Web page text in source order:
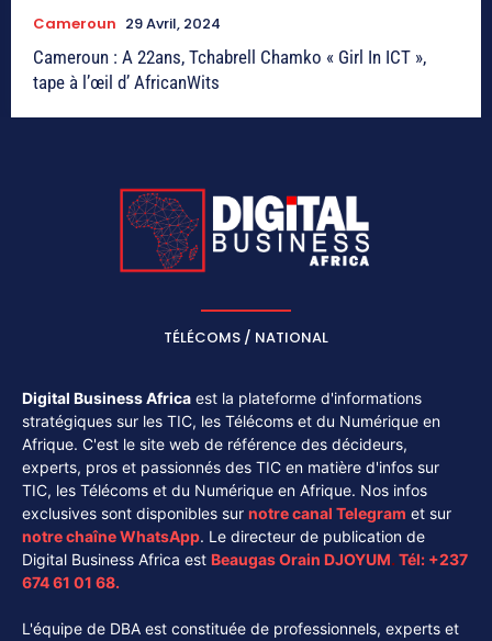
Cameroun 29 Avril, 2024
Cameroun : A 22ans, Tchabrell Chamko « Girl In ICT »,
tape à l’œil d’ AfricanWits
TÉLÉCOMS / NATIONAL
Digital Business Africa est la plateforme d'informations
stratégiques sur les TIC, les Télécoms et du Numérique en
Afrique. C'est le site web de référence des décideurs,
experts, pros et passionnés des TIC en matière d'infos sur
TIC, les Télécoms et du Numérique en Afrique. Nos infos
exclusives sont disponibles sur notre canal Telegram et sur
notre chaîneWhatsApp. Le directeur de publication de
Digital Business Africa est Beaugas Orain DJOYUM. Tél: +237
674 61 01 68.
L'équipe de DBA est constituée de professionnels, experts et